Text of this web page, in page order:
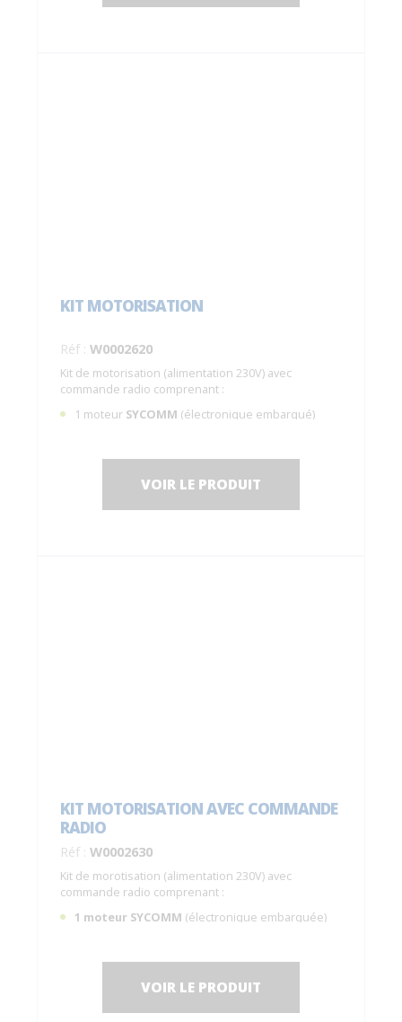
KIT MOTORISATION
Réf : W0002620
Kit de motorisation (alimentation 230V) avec
commande radio comprenant :
1 moteur SYCOMM (électronique embarqué)
courant), garantie 2 ansVOIR LE PRODUIT
KIT MOTORISATION AVEC COMMANDE
RADIO
Réf : W0002630
Kit de morotisation (alimentation 230V) avec
commande radio comprenant :
1 moteur SYCOMM (électronique embarquée)
courant), garantie 2 ans ;VOIR LE PRODUIT